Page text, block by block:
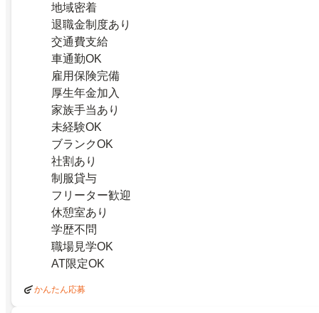
地域密着
退職金制度あり
交通費支給
車通勤OK
雇用保険完備
厚生年金加入
家族手当あり
未経験OK
ブランクOK
社割あり
制服貸与
フリーター歓迎
休憩室あり
学歴不問
職場見学OK
AT限定OK
かんたん応募